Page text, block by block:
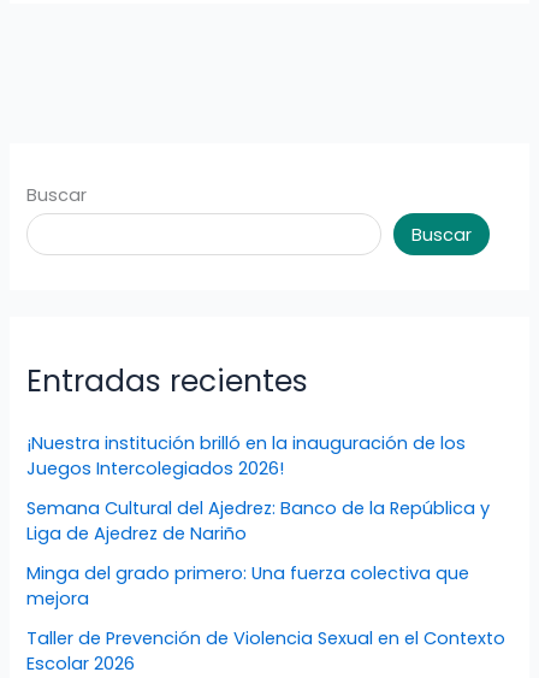
Buscar
Buscar
Entradas recientes
¡Nuestra institución brilló en la inauguración de los
Juegos Intercolegiados 2026!
Semana Cultural del Ajedrez: Banco de la República y
Liga de Ajedrez de Nariño
Minga del grado primero: Una fuerza colectiva que
mejora
Taller de Prevención de Violencia Sexual en el Contexto
Escolar 2026